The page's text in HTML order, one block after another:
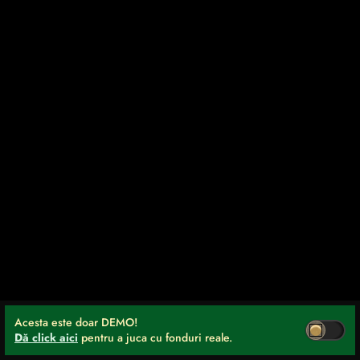
Acesta este doar DEMO!
Dă click aici pentru a juca cu fonduri reale.